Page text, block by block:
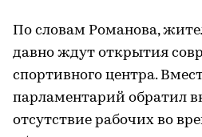
По словам Романова,
давно ждут открытия
спортивного центра.
парламентарий обратил
отсутствие рабочих во